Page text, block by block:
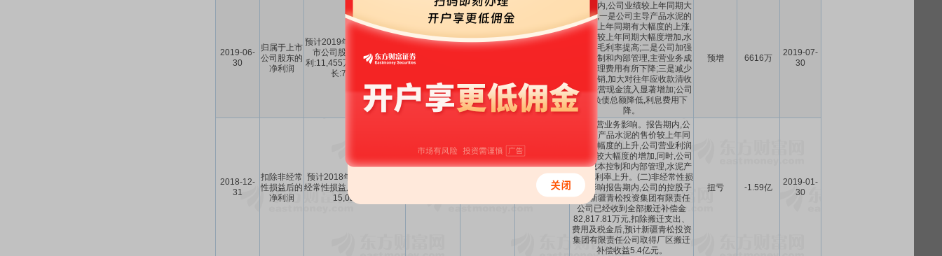
2019-06-
30
归属于上市
公司股东的
净利润
预计2019年1-6月归属于上
市公司股东的净利润盈
利:11,455万元,同比上年增
长:73.14%。
1.1455亿
报告期内,公司业绩较上年同期大
幅增长,一是公司主导产品水泥的
售价较上年同期有大幅度的上涨,
销量也较上年同期大幅度增加,水
泥产品毛利率提高;二是公司加强
成本控制和内部管理,主营业务成
本和管理费用有所下降;三是减少
产品赊销,加大对往年应收款清收
力度,经营现金流入显著增加;公司
有息负债总额降低,利息费用下
降。
预增 6616万
2019-07-
30
2018-12-
31
扣除非经常
性损益后的
净利润
预计2018年1-12月扣除非
经常性损益后的净利润盈利
15,023万元
10.61%
(一)主营业务影响。报告期内,公
司主导产品水泥的售价较上年同
期有大幅度的上升,公司营业利润
同比有较大幅度的增加,同时,公司
加强成本控制和内部管理,水泥产
品的毛利率上升。(二)非经常性损
益的影响报告期内,公司的控股子
公司新疆青松投资集团有限责任
公司已经收到全部搬迁补偿金
82,817.81万元,扣除搬迁支出、
费用及税金后,预计新疆青松投资
集团有限责任公司取得厂区搬迁
补偿收益5.4亿元。
扭亏 -1.59亿
2019-01-
30